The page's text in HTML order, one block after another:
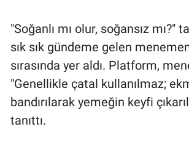
"Soğanlı mı olur, soğansız mı?"
sık sık gündeme gelen
sırasında yer aldı. Platform,
"Genellikle çatal kullanılmaz;
bandırılarak yemeğin keyfi
tanıttı.